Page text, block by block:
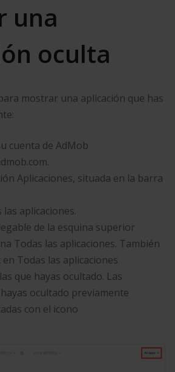
una
oculta
mostrar una aplicación que has
cuenta de AdMob
Aplicaciones, situada en la barra
las aplicaciones.
de la esquina superior
Todas las aplicaciones. También
en Todas las aplicaciones
que hayas ocultado. Las
ocultado previamente
con el icono